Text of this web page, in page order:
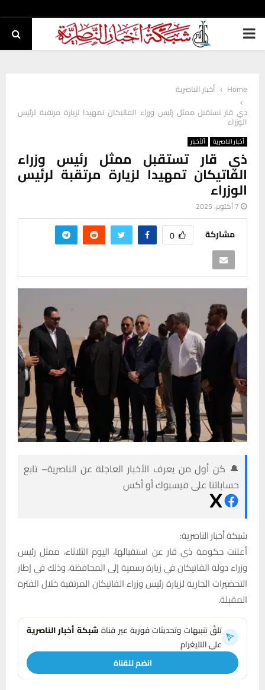
PRIMARY
Home
أخبار الناصرية
ذي قار تستقبل ممثل رئيس وزراء الفاتيكان تمهيدا لزيارة مرتقبة لرئيس
الوزراء
أخبار الناصرية ألأخبار
ذي قار تستقبل ممثل رئيس وزراء
الفاتيكان تمهيدا لزيارة مرتقبة لرئيس
الوزراء
7 أكتوبر، 2025
مشاركة 0
🔔 كن أول من يعرف الأخبار العاجلة عن الناصرية– تابع
حساباتنا على فيسبوك أو أكس
شبكة أخبار الناصرية:
أعلنت حكومة ذي قار عن استقبالها، اليوم الثلاثاء، ممثل رئيس
وزراء دولة الفاتيكان في زيارة رسمية إلى المحافظة، وذلك في إطار
التحضيرات الجارية لزيارة رئيس وزراء الفاتيكان المرتقبة خلال الفترة
المقبلة.
تلقَّ تنبيهات وتحديثات فورية عبر قناةشبكة أخبار الناصرية
على التليغرام
انضم للقناة